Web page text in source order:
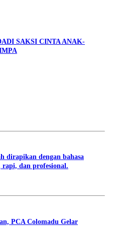
SAKSI CINTA ANAK-
dirapikan dengan bahasa
dan profesional.
PCA Colomadu Gelar